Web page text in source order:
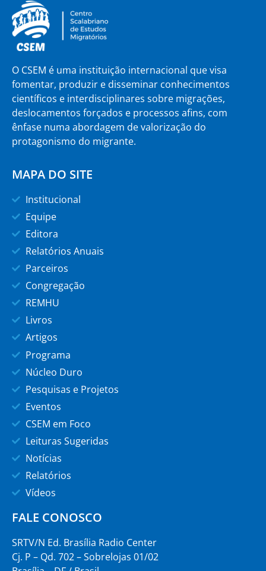
O CSEM é uma instituição internacional que visa
fomentar, produzir e disseminar conhecimentos
científicos e interdisciplinares sobre migrações,
deslocamentos forçados e processos afins, com
ênfase numa abordagem de valorização do
protagonismo do migrante.
MAPA DO SITE
Institucional
Equipe
Editora
Relatórios Anuais
Parceiros
Congregação
REMHU
Livros
Artigos
Programa
Núcleo Duro
Pesquisas e Projetos
Eventos
CSEM em Foco
Leituras Sugeridas
Notícias
Relatórios
Vídeos
FALE CONOSCO
SRTV/N Ed. Brasília Radio Center
Cj. P – Qd. 702 – Sobrelojas 01/02